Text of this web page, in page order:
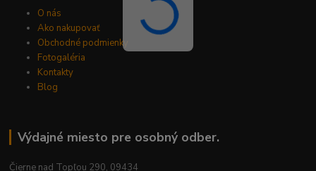
O nás
Ako nakupovať
Obchodné podmienky
Fotogaléria
Kontakty
Blog
Výdajné miesto pre osobný odber.
Čierne nad Topľou 290, 09434